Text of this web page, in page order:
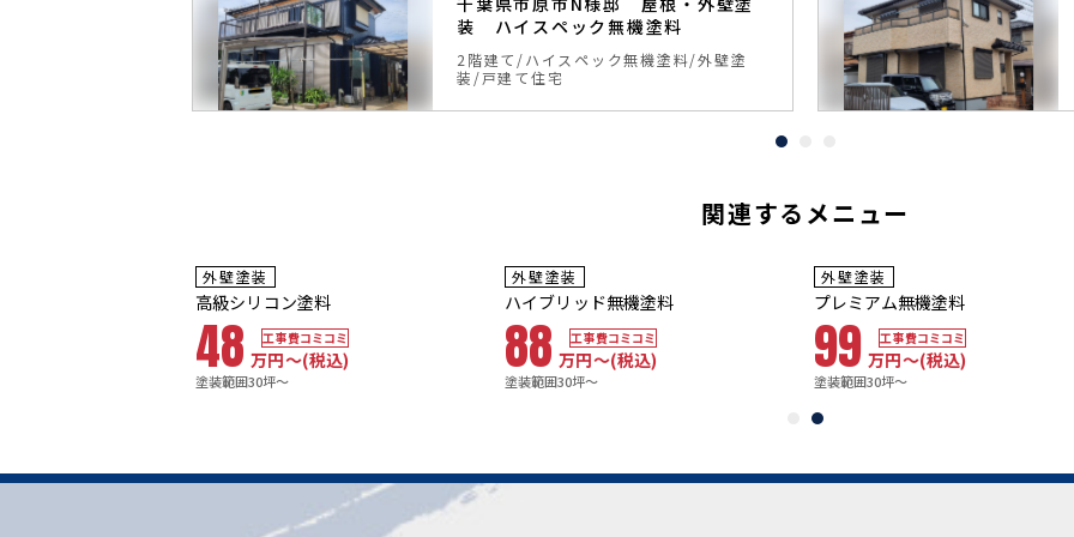
装 ハイスペック無機塗料
2階建て ハイスペック無機塗料 外壁塗
装 戸建て住宅
関連するメニュー
耐用年数
10年
外壁塗装
高級シリコン塗料
48 万円〜(税込)
工事費コミコミ
塗装範囲30坪～
耐用年数
16~20年
外壁塗装
ハイブリッド無機塗料
88 万円〜(税込)
工事費コミコミ
塗装範囲30坪～
耐用年数
20年~25年
外壁塗装
プレミアム無機塗料
99 万円〜(税込)
工事費コミコミ
塗装範囲30坪～